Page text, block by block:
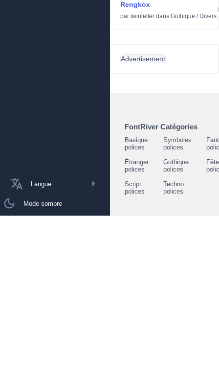
Langue
Mode sombre
Rengkox
par twinletter dans Gothique / Divers
Advertisement
FontRiver Catégories
Basique
polices
Symboles
polices
Étranger
polices
Gothique
polices
Script
polices
Techno
polices